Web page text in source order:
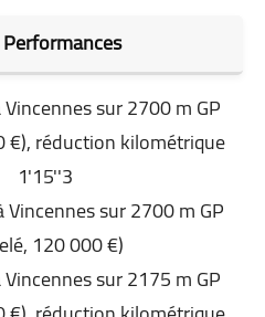
sur 2700 m GP
€), réduction kilométrique
1'15''3
sur 2700 m GP
120 000 €)
sur 2175 m GP